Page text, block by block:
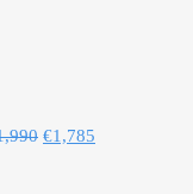
€1,785